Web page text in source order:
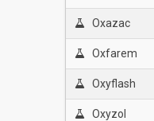
Oxazac
Oxfarem
Oxyflash
Oxyzol